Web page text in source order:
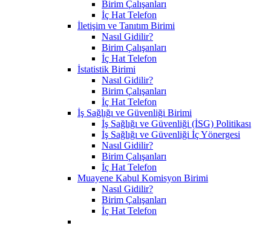
Birim Çalışanları
İç Hat Telefon
İletişim ve Tanıtım Birimi
Nasıl Gidilir?
Birim Çalışanları
İç Hat Telefon
İstatistik Birimi
Nasıl Gidilir?
Birim Çalışanları
İç Hat Telefon
İş Sağlığı ve Güvenliği Birimi
İş Sağlığı ve Güvenliği (İSG) Politikası
İş Sağlığı ve Güvenliği İç Yönergesi
Nasıl Gidilir?
Birim Çalışanları
İç Hat Telefon
Muayene Kabul Komisyon Birimi
Nasıl Gidilir?
Birim Çalışanları
İç Hat Telefon